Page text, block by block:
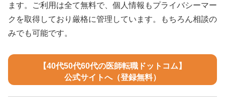
ます。ご利用は全て無料で、個人情報もプライバシーマー
クを取得しており厳格に管理しています。もちろん相談の
みでも可能です。
【40代50代60代の医師転職ドットコム】
公式サイトへ（登録無料）